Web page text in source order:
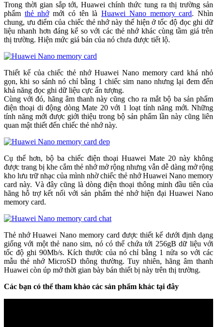
Trong thời gian sắp tới, Huawei chính thức tung ra thị trường sản
phẩm thẻ nhớmới có tên làHuawei Nano memory card. Nhìn
chung, ưu điểm của chiếc thẻ nhớ này thể hiện ở tốc độ đọc ghi dữ
liệu nhanh hơn đáng kể so với các thẻ nhớ khác cùng tầm giá trên
thị trường. Hiện mức giá bán của nó chưa được tiết lộ.
Thiết kế của chiếc thẻ nhớ Huawei Nano memory card khá nhỏ
gọn, khi so sánh nó chỉ bằng 1 chiếc sim nano nhưng lại đem đến
khả năng đọc ghi dữ liệu cực ấn tượng.
Cùng với đó, hãng âm thanh này cũng cho ra mắt bộ ba sản phẩm
điện thoại di động dòng Mate 20 với 1 loạt tính năng mới. Những
tính năng mới được giới thiệu trong bộ sản phẩm lần này cũng liên
quan mật thiết đến chiếc thẻ nhớ này.
Cụ thể hơn, bộ ba chiếc điện thoại Huawei Mate 20 này không
được trang bị khe cắm thẻ nhớ mở rộng nhưng vẫn dễ dàng mở rộng
kho lưu trữ nhạc của mình nhờ chiếc thẻ nhớ Huawei Nano memory
card này. Và đây cũng là dòng điện thoại thông minh đầu tiên của
hãng hỗ trợ kết nối với sản phẩm thẻ nhớ hiện đại Huawei Nano
memory card.
Thẻ nhớ Huawei Nano memory card được thiết kế dưới định dạng
giống với một thẻ nano sim, nó có thể chứa tới 256gB dữ liệu với
tốc độ ghi 90Mb/s. Kích thước của nó chỉ bằng 1 nửa so với các
mẫu thẻ nhớ MicroSD thông thường. Tuy nhiên, hãng âm thanh
Huawei còn úp mở thời gian bày bán thiết bị này trên thị trường.
Các bạn có thể tham khảo các sản phẩm khác tại đây